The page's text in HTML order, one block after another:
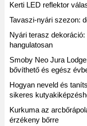
Kerti LED reflektor
Tavaszi-nyári szezon:
Nyári terasz
hangulatosan
Smoby Neo Jura
bővíthető és egész
Hogyan neveld és
sikeres
Kurkuma az
érzékeny bőrre